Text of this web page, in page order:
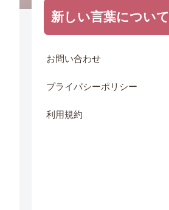
新しい言葉について
お問い合わせ
プライバシーポリシー
利用規約